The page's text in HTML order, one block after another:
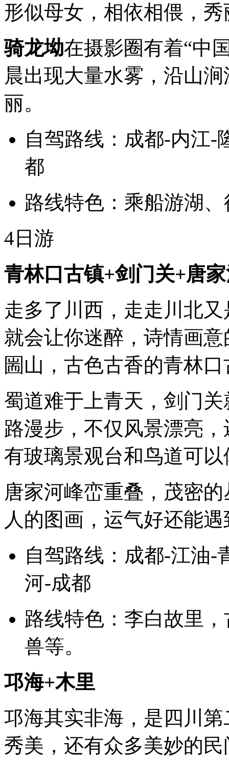
形似母女，相依相偎，
骑龙坳在摄影圈有着“中
晨出现大量水雾，沿山
丽。
自驾路线：成都-内江-
都
路线特色：乘船游湖
4日游
青林口古镇+剑门关+唐
走多了川西，走走川北
就会让你迷醉，诗情画
圌山，古色古香的青林
蜀道难于上青天，剑门
路漫步，不仅风景漂亮
有玻璃景观台和鸟道可
唐家河峰峦重叠，茂密
人的图画，运气好还能
自驾路线：成都-江油-
河-成都
路线特色：李白故里
兽等。
邛海+木里
邛海其实非海，是四川
秀美，还有众多美妙的